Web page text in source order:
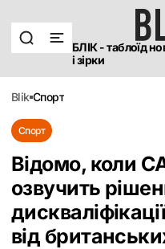
БЛІК - таблоїд
і зірки
blik спорт
Спорт
Відомо, коли
озвучить
від